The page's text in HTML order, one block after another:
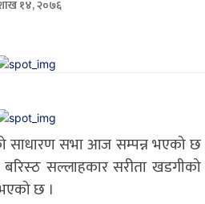
१४, २०७६
साधारण सभा आज सम्पन्न भएको छ
सल्लाहकार सरीता खडगीको
छ ।